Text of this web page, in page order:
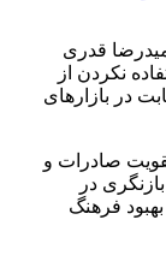
قدری
نکردن از
در بازارهای
صادرات و
در
فرهنگ